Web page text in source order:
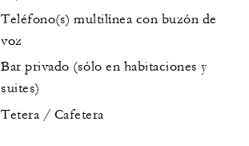
Teléfono(s) multilínea con buzón de
voz
Bar privado (sólo en habitaciones y
suites)
Tetera / Cafetera